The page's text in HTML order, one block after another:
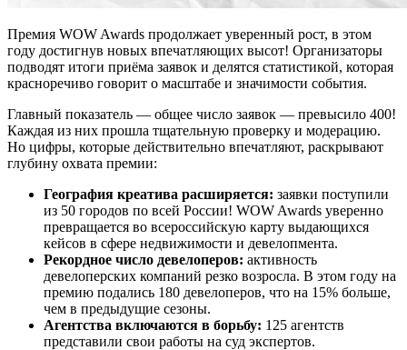
Премия WOW Awards продолжает уверенный рост, в этом
году достигнув новых впечатляющих высот! Организаторы
подводят итоги приёма заявок и делятся статистикой, которая
красноречиво говорит о масштабе и значимости события.
Главный показатель — общее число заявок — превысило 400!
Каждая из них прошла тщательную проверку и модерацию.
Но цифры, которые действительно впечатляют, раскрывают
глубину охвата премии:
География креатива расширяется: заявки поступили
из 50 городов по всей России! WOW Awards уверенно
превращается во всероссийскую карту выдающихся
кейсов в сфере недвижимости и девелопмента.
Рекордное число девелоперов: активность
девелоперских компаний резко возросла. В этом году на
премию подались 180 девелоперов, что на 15% больше,
чем в предыдущие сезоны.
Агентства включаются в борьбу: 125 агентств
представили свои работы на суд экспертов.